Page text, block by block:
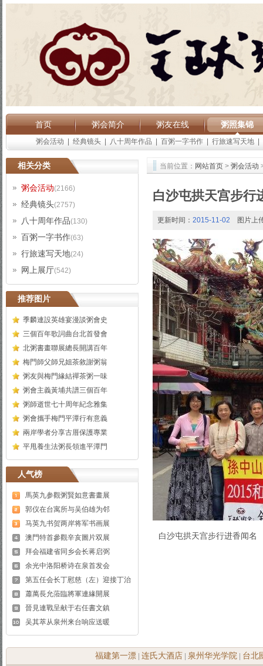
首页 粥会简介 粥友在线 粥照集锦
粥会活动 经典镜头 八十周年作品 百粥一字书作 行旅速写天地
相关分类
粥会活动(2166)
经典镜头(2757)
八十周年作品(130)
百粥一字书作(63)
行旅速写天地(24)
网上展厅(542)
推荐图片
季麟連設英雄宴漫談粥會史
三個百年歌詞曲台北首發會
北粥書畫聯展總長開講百年
梅門師父師兄姐茶敘謝粥翁
粥友與梅門緣結禪茶粥一味
粥會主義黃埔共譜三個百年
粥師逝世七十周年紀念雅集
粥會攜手梅門平潭行有意義
兩岸學者分享古厝保護專業
平甩養生法粥長領進平潭門
人气榜
馬英九参觀粥賢如意書畫展
郭仪在台寓所与吴伯雄为邻
马英九书贺两岸将军书画展
澳門特首參觀辛亥圖片双展
拜会福建省同乡会长蒋启弼
余光中洛阳桥诗在泉首发会
第五任会长丁慰慈（左）迎接丁治
蕭萬長允蒞臨將軍連緣開展
晉見連戰呈献于右任書文鎮
吴其萃从泉州来台响应送暖
当前位置： 网站首页 > 粥会活动
白沙屯拱天宫步行
更新时间： 2015-11-02 图片上
白沙屯拱天宫步行进香闻名
福建第一漂 连氏大酒店 泉州华光学院 台北